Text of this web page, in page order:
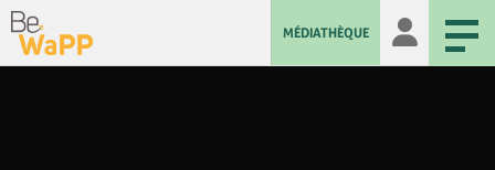
MÉDIATHÈQUE